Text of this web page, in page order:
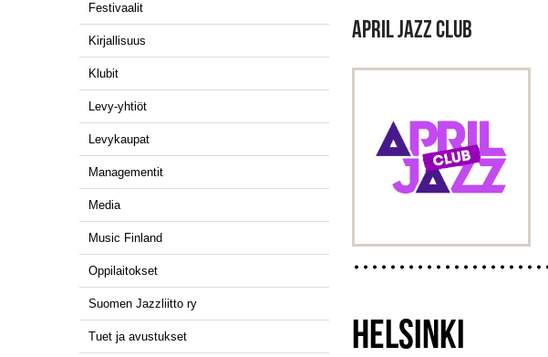
Festivaalit
Kirjallisuus
Klubit
Levy-yhtiöt
Levykaupat
Managementit
Media
Music Finland
Oppilaitokset
Suomen Jazzliitto ry
Tuet ja avustukset
APRIL JAZZ CLUB
HELSINKI